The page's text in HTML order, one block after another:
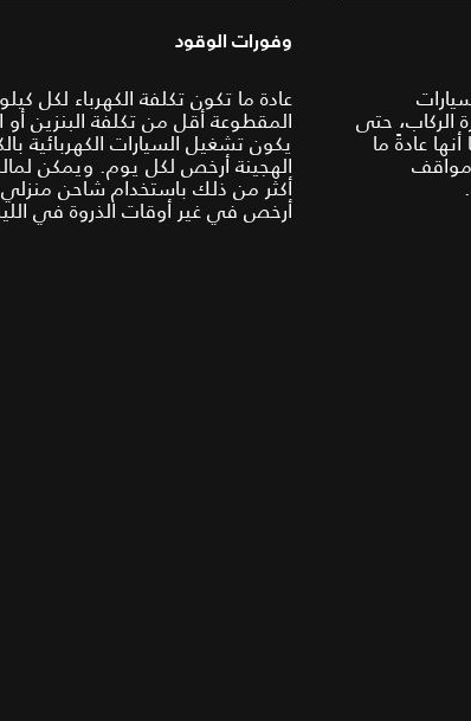
الركاب، حتى
عادةً ما
مواقف
وفورات الوقود
عادة ما تكون تكلفة الكهرباء لكل
المقطوعة أقل من تكلفة البنزين أو
يكون تشغيل السيارات الكهربائية
الهجينة أرخص لكل يوم. ويمكن
أكثر من ذلك باستخدام شاحن
أرخص في غير أوقات الذروة في